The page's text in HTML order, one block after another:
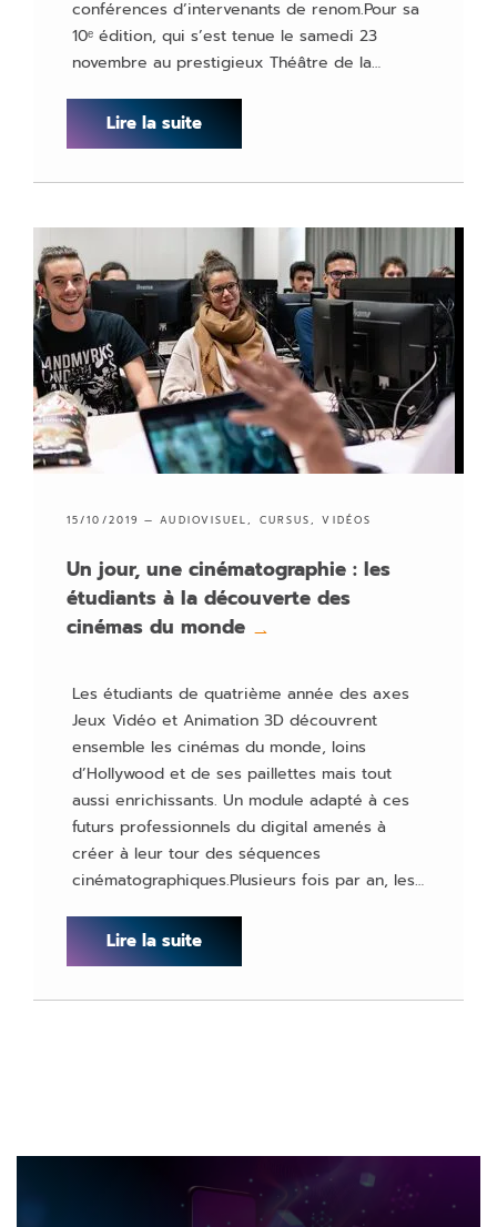
conférences d’intervenants de renom.Pour sa
10ᵉ édition, qui s’est tenue le samedi 23
novembre au prestigieux Théâtre de la…
Lire la suite
15/10/2019 —AUDIOVISUEL, CURSUS,VIDÉOS
Un jour, une cinématographie : les
étudiants à la découverte des
cinémas du monde →
Les étudiants de quatrième année des axes
Jeux Vidéo et Animation 3D découvrent
ensemble les cinémas du monde, loins
d’Hollywood et de ses paillettes mais tout
aussi enrichissants. Un module adapté à ces
futurs professionnels du digital amenés à
créer à leur tour des séquences
cinématographiques.Plusieurs fois par an, les…
Lire la suite